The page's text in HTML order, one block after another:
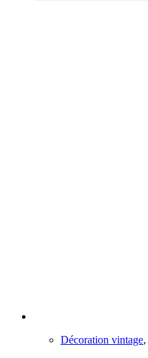
Décoration vintage,